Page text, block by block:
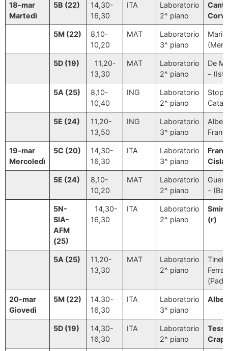
18-mar
Martedì
5B (22)
14,30-
16,30
ITA
Laboratorio
2^ piano
5M (22)
8,10-
10,20
MAT
Laboratorio
3^ piano
5D (19)
11,20-
13,30
MAT
Laboratorio
2^ piano
De
–
5A (25)
8,10-
10,40
ING
Laboratorio
2^ piano
5E (24)
11,20-
13,50
ING
Laboratorio
3^ piano
19-mar
Mercoledì
5C (20)
14,30-
16,30
ITA
Laboratorio
3^ piano
5E (24)
8,10-
10,20
MAT
Laboratorio
2^ piano
–
5N-
SIA-
AFM
(25)
14,30-
16,30
ITA
Laboratorio
2^ piano
(r)
5A (25)
11,20-
13,30
MAT
Laboratorio
2^ piano
20-mar
Giovedì
5M (22)
14.30-
16,30
ITA
Laboratorio
3^ piano
5D (19)
14,30-
16,30
ITA
Laboratorio
2^ piano